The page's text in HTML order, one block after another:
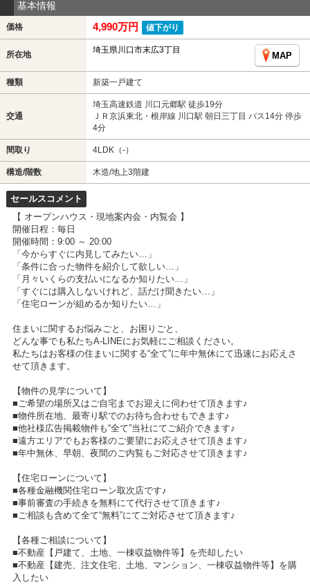
基本情報
価格 4,990万円 値下がり
所在地 埼玉県川口市末広3丁目
MAP
種類 新築一戸建て
交通
埼玉高速鉄道 川口元郷駅 徒歩19分
ＪＲ京浜東北・根岸線 川口駅 朝日三丁目 バス14分 停歩
4分
間取り 4LDK（-）
構造/階数 木造/地上3階建
セールスコメント
【 オープンハウス・現地案内会・内覧会 】
開催日程：毎日
開催時間：9:00 ～ 20:00
「今からすぐに内見してみたい…」
「条件に合った物件を紹介して欲しい…」
「月々いくらの支払いになるか知りたい…」
「すぐには購入しないけれど、話だけ聞きたい…」
「住宅ローンが組めるか知りたい…」
住まいに関するお悩みごと、お困りごと、
どんな事でも私たちA-LINEにお気軽にご相談ください。
私たちはお客様の住まいに関する“全て”に年中無休にて迅速にお応えさ
せて頂きます。
【物件の見学について】
■ご希望の場所又はご自宅までお迎えに伺わせて頂きます♪
■物件所在地、最寄り駅でのお待ち合わせもできます♪
■他社様広告掲載物件も“全て”当社にてご紹介できます♪
■遠方エリアでもお客様のご要望にお応えさせて頂きます♪
■年中無休、早朝、夜間のご内覧もご対応させて頂きます♪
【住宅ローンについて】
■各種金融機関住宅ローン取次店です♪
■事前審査の手続きを無料にて代行させて頂きます♪
■ご相談も含めて全て“無料”にてご対応させて頂きます♪
【各種ご相談について】
■不動産【戸建て、土地、一棟収益物件等】を売却したい
■不動産【建売、注文住宅、土地、マンション、一棟収益物件等】を購
入したい